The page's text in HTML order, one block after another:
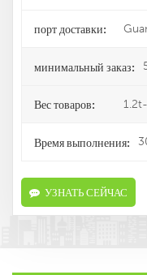
порт доставки:
минимальный заказ:
Вес товаров:
Время выполнения:
УЗНАТЬ СЕЙЧАС